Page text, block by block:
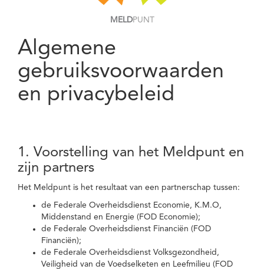
MELDPUNT
Algemene
gebruiksvoorwaarden
en privacybeleid
1. Voorstelling van het Meldpunt en
zijn partners
Het Meldpunt is het resultaat van een partnerschap tussen:
de Federale Overheidsdienst Economie, K.M.O,
Middenstand en Energie (FOD Economie);
de Federale Overheidsdienst Financiën (FOD
Financiën);
de Federale Overheidsdienst Volksgezondheid,
Veiligheid van de Voedselketen en Leefmilieu (FOD